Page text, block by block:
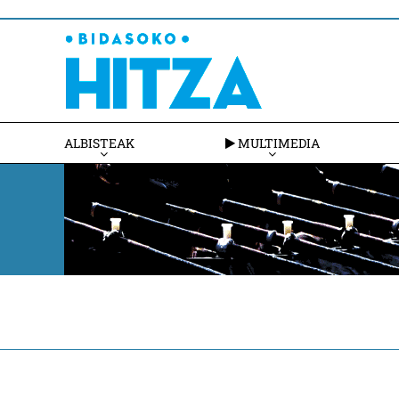
ALBISTEAK MULTIMEDIA